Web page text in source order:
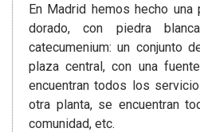
En Madrid hemos hecho una
dorado, con piedra
catecumenium: un conjunto
plaza central, con una
encuentran todos los
otra planta, se encuentran
comunidad, etc.